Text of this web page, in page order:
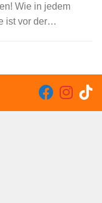
Wie in jedem
ist vor der